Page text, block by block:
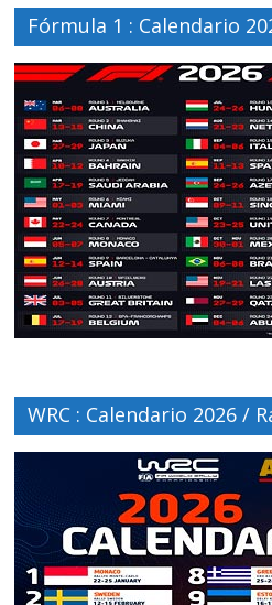
Fórmula 1 : Calendario
WRC : Calendario 2026 /